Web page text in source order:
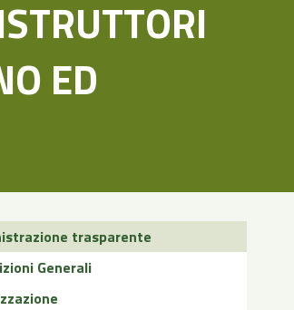
ED
trasparente
Generali